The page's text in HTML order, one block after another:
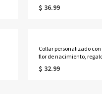
$ 36.99
Collar personalizado
flor de nacimiento,
cumpleaños, colgante
la joya para las mujeres
$ 32.99